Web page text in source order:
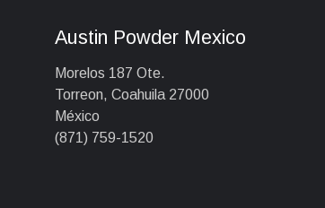
Austin Powder Mexico
Morelos 187 Ote.
Torreon, Coahuila 27000
México
(871) 759-1520